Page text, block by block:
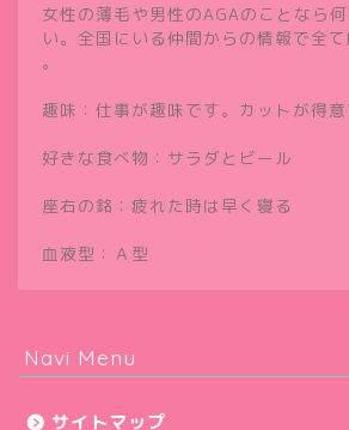
女性の薄毛や男性のAGAのことなら
い。全国にいる仲間からの情報で全
。
趣味：仕事が趣味です。カットが得意
好きな食べ物：サラダとビール
座右の銘：疲れた時は早く寝る
血液型：Ａ型
Navi Menu
サイトマップ